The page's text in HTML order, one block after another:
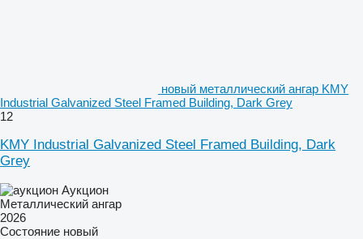
новый металлический ангар KMY
Industrial Galvanized Steel Framed Building, Dark Grey
12
KMY Industrial Galvanized Steel Framed Building, Dark
Grey
Аукцион
Металлический ангар
2026
Состояние новый